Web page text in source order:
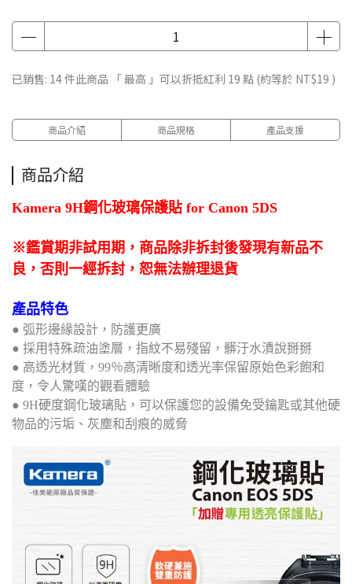
已銷售: 14 件此商品 「 最高 」可以折抵紅利 19 點 (約等於 NT$19 )
商品介紹 商品規格 產品支援
商品介紹
Kamera 9H鋼化玻璃保護貼 for Canon 5DS
※鑑賞期非試用期，商品除非拆封後發現有新品不
良，否則一經拆封，恕無法辦理退貨
產品特色
● 弧形邊緣設計，防護更廣
● 採用特殊疏油塗層，指紋不易殘留，髒汙水漬說掰掰
● 高透光材質，99％高清晰度和透光率保留原始色彩飽和
度，令人驚嘆的觀看體驗
● 9H硬度鋼化玻璃貼，可以保護您的設備免受鑰匙或其他硬
物品的污垢、灰塵和刮痕的威脅